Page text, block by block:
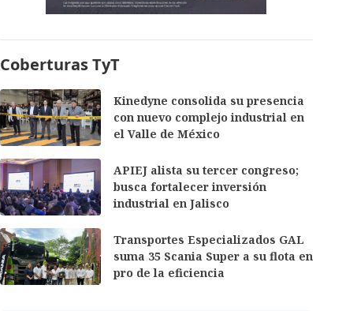
Coberturas TyT
Kinedyne consolida su presencia
con nuevo complejo industrial en
el Valle de México
APIEJ alista su tercer congreso;
busca fortalecer inversión
industrial en Jalisco
Transportes Especializados GAL
suma 35 Scania Super a su flota en
pro de la eficiencia